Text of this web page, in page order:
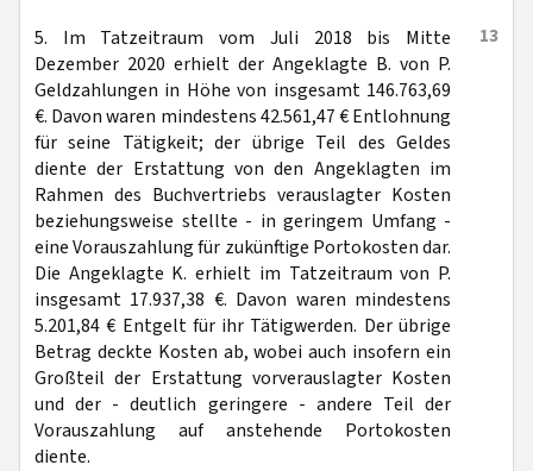
13
5. Im Tatzeitraum vom Juli 2018 bis Mitte
Dezember 2020 erhielt der Angeklagte B. von P.
Geldzahlungen in Höhe von insgesamt 146.763,69
€. Davon waren mindestens 42.561,47 € Entlohnung
für seine Tätigkeit; der übrige Teil des Geldes
diente der Erstattung von den Angeklagten im
Rahmen des Buchvertriebs verauslagter Kosten
beziehungsweise stellte - in geringem Umfang -
eine Vorauszahlung für zukünftige Portokosten dar.
Die Angeklagte K. erhielt im Tatzeitraum von P.
insgesamt 17.937,38 €. Davon waren mindestens
5.201,84 € Entgelt für ihr Tätigwerden. Der übrige
Betrag deckte Kosten ab, wobei auch insofern ein
Großteil der Erstattung vorverauslagter Kosten
und der - deutlich geringere - andere Teil der
Vorauszahlung auf anstehende Portokosten
diente.